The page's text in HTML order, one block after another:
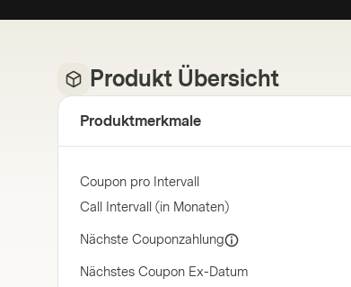
Produkt Übersicht
Produktmerkmale
Coupon pro Intervall
Call Intervall (in Monaten)
Nächste Couponzahlung
Nächstes Coupon Ex-Datum